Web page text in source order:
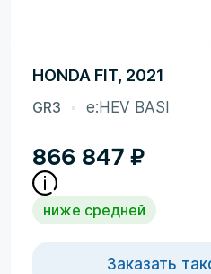
HONDA FIT, 2021
GR3 e:HEV BASI
866 847 ₽
ниже средней
Заказать